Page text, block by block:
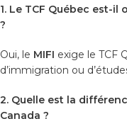
1. Le TCF Québec est-
?
Oui, le MIFI exige le TCF
d’immigration ou
2. Quelle est la
Canada ?